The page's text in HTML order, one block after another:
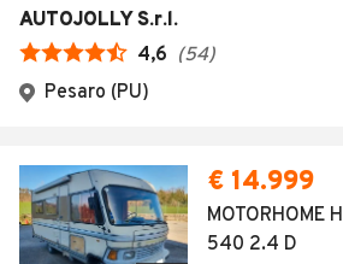
AUTOJOLLY S.r.l.
4,6 (54)
Pesaro (PU)
€ 14.999
MOTORHOME
540 2.4 D